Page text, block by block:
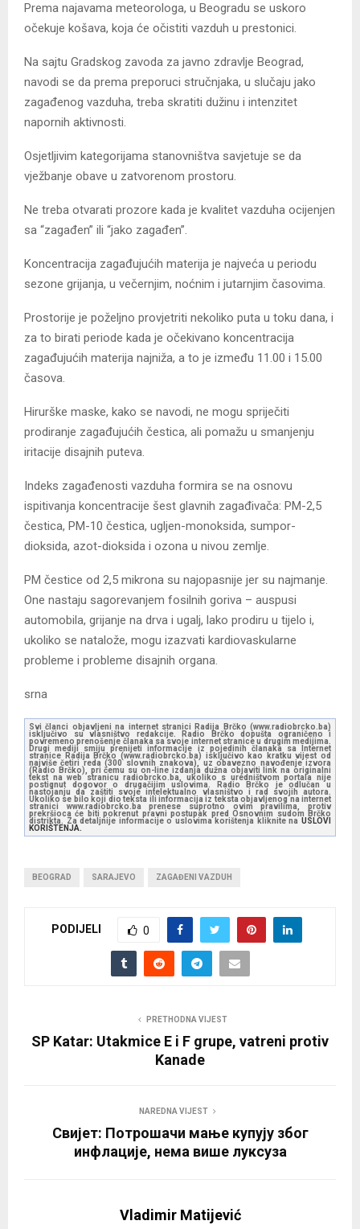
Prema najavama meteorologa, u Beogradu se uskoro
očekuje košava, koja će očistiti vazduh u prestonici.
Na sajtu Gradskog zavoda za javno zdravlje Beograd,
navodi se da prema preporuci stručnjaka, u slučaju jako
zagađenog vazduha, treba skratiti dužinu i intenzitet
napornih aktivnosti.
Osjetljivim kategorijama stanovništva savjetuje se da
vježbanje obave u zatvorenom prostoru.
Ne treba otvarati prozore kada je kvalitet vazduha ocijenjen
sa “zagađen” ili “jako zagađen”.
Koncentracija zagađujućih materija je najveća u periodu
sezone grijanja, u večernjim, noćnim i jutarnjim časovima.
Prostorije je poželjno provjetriti nekoliko puta u toku dana, i
za to birati periode kada je očekivano koncentracija
zagađujućih materija najniža, a to je između 11.00 i 15.00
časova.
Hirurške maske, kako se navodi, ne mogu spriječiti
prodiranje zagađujućih čestica, ali pomažu u smanjenju
iritacije disajnih puteva.
Indeks zagađenosti vazduha formira se na osnovu
ispitivanja koncentracije šest glavnih zagađivača: PM-2,5
čestica, PM-10 čestica, ugljen-monoksida, sumpor-
dioksida, azot-dioksida i ozona u nivou zemlje.
PM čestice od 2,5 mikrona su najopasnije jer su najmanje.
One nastaju sagorevanjem fosilnih goriva – auspusi
automobila, grijanje na drva i ugalj, lako prodiru u tijelo i,
ukoliko se natalože, mogu izazvati kardiovaskularne
probleme i probleme disajnih organa.
srna
Svi članci objavljeni na internet stranici Radija Brčko (www.radiobrcko.ba)
isključivo su vlasništvo redakcije. Radio Brčko dopušta ograničeno i
povremeno prenošenje članaka sa svoje internet stranice u drugim medijima.
Drugi mediji smiju prenijeti informacije iz pojedinih članaka sa Internet
stranice Radija Brčko (www.radiobrcko.ba) isključivo kao kratku vijest od
najviše četiri reda (300 slovnih znakova), uz obavezno navođenje izvora
(Radio Brčko), pri čemu su on-line izdanja dužna objaviti link na originalni
tekst na web stranicu radiobrcko.ba, ukoliko s uredništvom portala nije
postignut dogovor o drugačijim uslovima. Radio Brčko je odlučan u
nastojanju da zaštiti svoje intelektualno vlasništvo i rad svojih autora.
Ukoliko se bilo koji dio teksta ili informacija iz teksta objavljenog na internet
stranici www.radiobrcko.ba prenese suprotno ovim pravilima, protiv
prekršioca će biti pokrenut pravni postupak pred Osnovnim sudom Brčko
distrikta. Za detaljnije informacije o uslovima korištenja kliknite na USLOVI
KORIŠTENJA.
BEOGRAD SARAJEVO ZAGAĐENI VAZDUH
PODIJELI 0
PRETHODNA VIJEST
SP Katar: Utakmice E i F grupe, vatreni protiv
Kanade
NAREDNA VIJEST
Свијет: Потрошачи мање купују због
инфлације, нема више луксуза
Vladimir Matijević